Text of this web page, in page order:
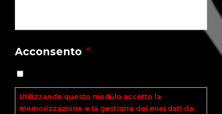
Acconsento *
Utilizzando questo modulo accetto la
memorizzazione e la gestione dei miei dati da